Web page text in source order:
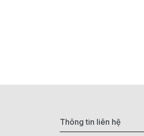
Thông tin liên hệ